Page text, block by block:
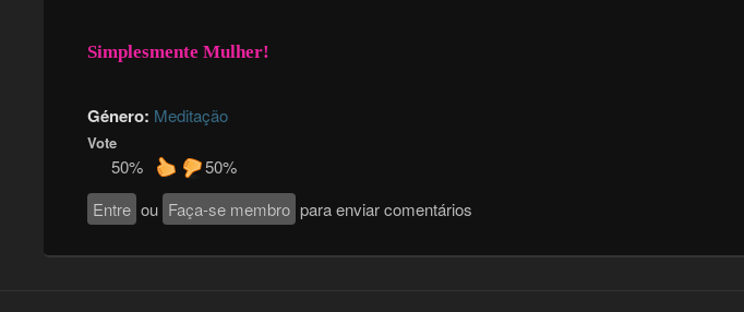
Simplesmente Mulher!
Género: Meditação
Vote
50%
50%
Entre ou Faça-se membro para enviar comentários